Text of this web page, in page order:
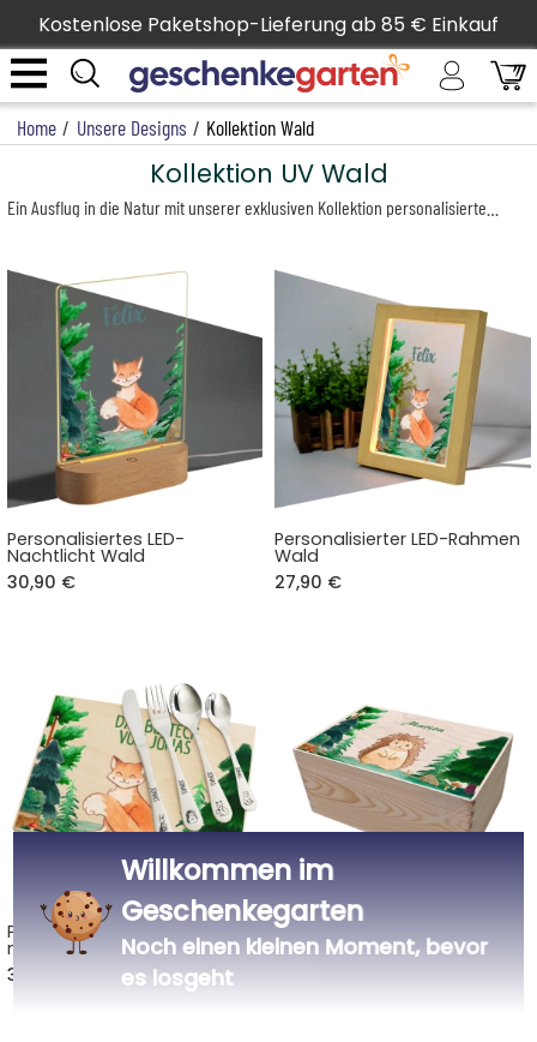
Kostenlose Paketshop-Lieferung ab 85 € Einkauf
Home / Unsere Designs / Kollektion Wald
Kollektion UV Wald
Personalisiertes LED-
Nachtlicht Wald
30,90 €
Personalisierter LED-Rahmen
Wald
27,90 €
Personalisiertes Besteckset
mit bedruckter Holzkiste
Wald
39,90 €
Personalisierte
Aufbewahrungskiste für
Willkommen im
Geschenkegarten
Noch einen kleinen Moment, bevor
es losgeht